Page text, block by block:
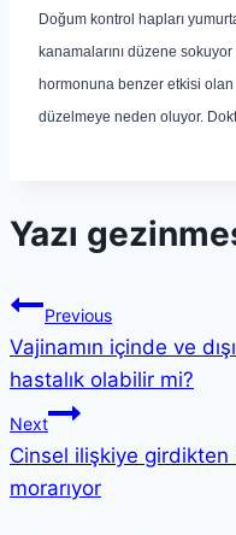
Doğum kontrol hapları
kanamalarını düzene
hormonuna benzer etkisi olan
düzelmeye neden oluyor.
Yazı
Previous
Vajinamın içinde ve
hastalık olabilir mi?
Next
Cinsel ilişkiye girdikten
morarıyor